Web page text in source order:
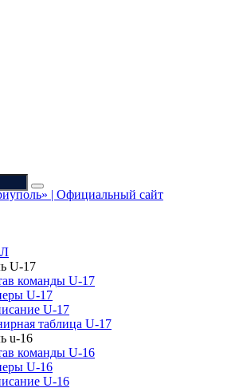
U-17
команды U-17
U-17
U-17
таблица U-17
u-16
команды U-16
U-16
U-16